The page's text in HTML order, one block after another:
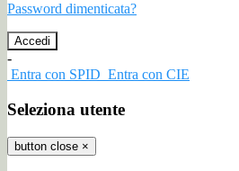
Password dimenticata?
-
Entra con SPID Entra con CIE
Seleziona utente
button close ×